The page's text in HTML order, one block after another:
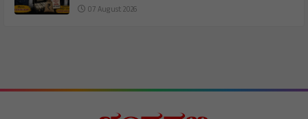
07 August 2026